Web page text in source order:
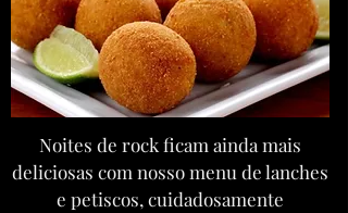
Noites de rock ficam ainda mais
deliciosas com nosso menu de lanches
e petiscos, cuidadosamente